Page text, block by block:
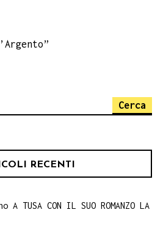
RECENTI
TUSA CON IL SUO ROMANZO LA